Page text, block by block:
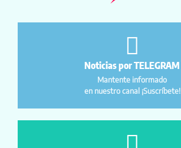
Noticias por TELEGRAM
Mantente informado
en nuestro canal ¡Suscríbete!